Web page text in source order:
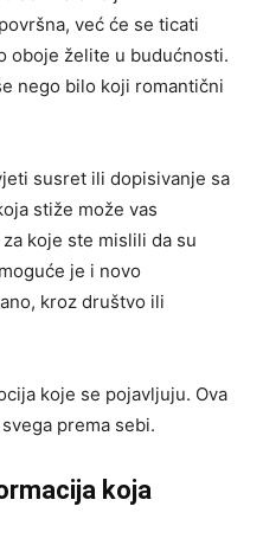
već će se ticati
oboje želite u budućnosti.
nego bilo koji romantični
susret ili dopisivanje sa
stiže može vas
koje ste mislili da su
je i novo
kroz društvo ili
koje se pojavljuju. Ova
prema sebi.
koja